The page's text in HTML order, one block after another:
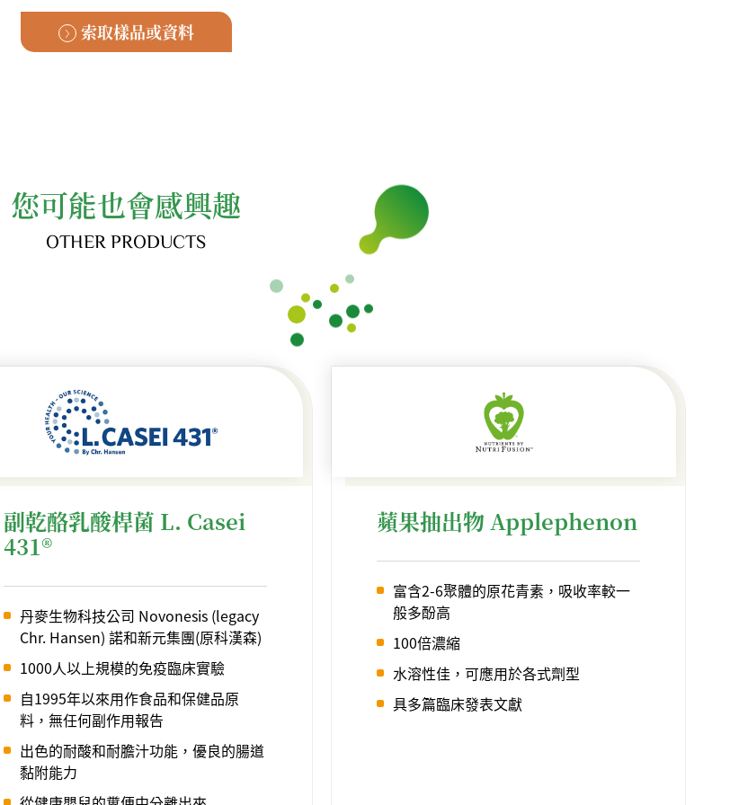
索取樣品或資料
您可能也會感興趣
OTHER PRODUCTS
副乾酪乳酸桿菌 L. Casei
431®
丹麥生物科技公司 Novonesis (legacy
Chr. Hansen) 諾和新元集團(原科漢森)
1000人以上規模的免疫臨床實驗
自1995年以來用作食品和保健品原
料，無任何副作用報告
出色的耐酸和耐膽汁功能，優良的腸道
黏附能力
蘋果抽出物 Applephenon
富含2-6聚體的原花青素，吸收率較一
般多酚高
100倍濃縮
水溶性佳，可應用於各式劑型
具多篇臨床發表文獻